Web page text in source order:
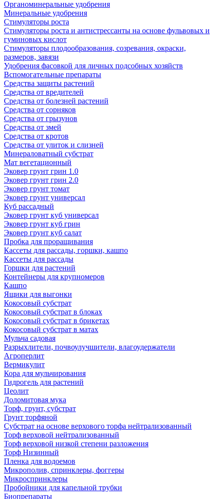
Органоминеральные удобрения
Минеральные удобрения
Стимуляторы роста
Стимуляторы роста и антистрессанты на основе фульвовых и
гуминовых кислот
Стимуляторы плодообразования, созревания, окраски,
размеров, завязи
Удобрения фасовкой для личных подсобных хозяйств
Вспомогательные препараты
Средства защиты растений
Средства от вредителей
Средства от болезней растений
Средства от сорняков
Средства от грызунов
Средства от змей
Средства от кротов
Средства от улиток и слизней
Минераловатный субстрат
Мат вегетационный
Эковер грунт грин 1.0
Эковер грунт грин 2.0
Эковер грунт томат
Эковер грунт универсал
Куб рассадный
Эковер грунт куб универсал
Эковер грунт куб грин
Эковер грунт куб салат
Пробка для проращивания
Кассеты для рассады, горшки, кашпо
Кассеты для рассады
Горшки для растений
Контейнеры для крупномеров
Кашпо
Ящики для выгонки
Кокосовый субстрат
Кокосовый субстрат в блоках
Кокосовый субстрат в брикетах
Кокосовый субстрат в матах
Мульча садовая
Разрыхлители, почвоулучшители, влагоудержатели
Агроперлит
Вермикулит
Кора для мульчирования
Гидрогель для растений
Цеолит
Доломитовая мука
Торф, грунт, субстрат
Грунт торфяной
Субстрат на основе верхового торфа нейтрализованный
Торф верховой нейтрализованный
Торф верховой низкой степени разложения
Торф Низинный
Пленка для водоемов
Микрополив, спринклеры, фоггеры
Микроспринклеры
Пробойники для капельной трубки
Биопрепараты